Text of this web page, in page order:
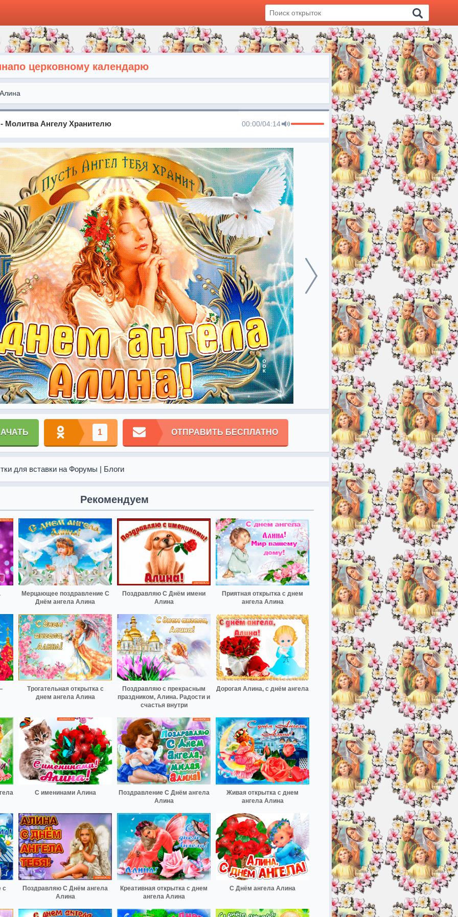
церковному календарю
Алина
Молитва Ангелу Хранителю 00:00/04:14
1 ОТПРАВИТЬ БЕСПЛАТНО
для вставки на Форумы | Блоги
Рекомендуем
Мерцающее поздравление С
Днём ангела Алина
Поздравляю С Днём имени
Алина
Приятная открытка с днем
ангела Алина
Трогательная открытка с
днем ангела Алина
Поздравляю с прекрасным
праздником, Алина. Радости и
счастья внутри
Дорогая Алина, с днём ангела
С именинами Алина
Поздравление С Днём ангела
Алина
Живая открытка с днем
ангела Алина
с
Поздравляю С Днём ангела
Алина
Креативная открытка с днем
ангела Алина
С Днём ангела Алина